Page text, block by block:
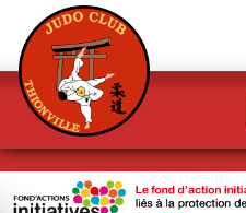
Panneau de gestion des cookies